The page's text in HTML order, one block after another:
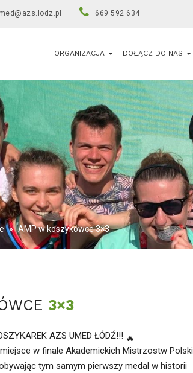
669 592 634
ORGANIZACJA DOŁĄCZ DO NAS
» AMP w koszykówce 3×3
3×3
AZS UMED ŁÓDŹ!!!
miejsce w finale Akademickich Mistrzostw Polski
tym samym pierwszy medal w historii